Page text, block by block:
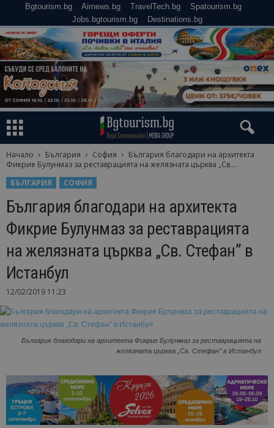
Bgtourism.bg Airnews.bg TravelTech.bg
Spatourism.bg
Jobs.bgtourism.bg
Destinations.bg
Начало България София
България благодари на архитекта
Фикрие Булунмаз за реставрацията на желязната църква „Св....
БЪЛГАРИЯ
СОФИЯ
България благодари на архитекта
Фикрие Булунмаз за реставрацията
на желязната църква „Св. Стефан” в
Истанбул
12/02/2019 11:23
България благодари на архитекта Фикрие Булунмаз за реставрацията на
желязната църква „Св. Стефан” в Истанбул